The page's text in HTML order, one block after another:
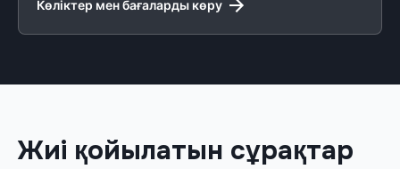
Көліктер мен бағаларды көру
Жиі қойылатын сұрақтар